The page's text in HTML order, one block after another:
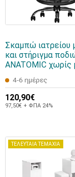
Σκαμπώ ιατρείου
και στήριγμα
ANATOMIC
4-6 ημέρες
120,90€
97,50€ + ΦΠΑ 24%
ΤΕΛΕΥΤΑΙΑ ΤΕΜΑΧΙΑ